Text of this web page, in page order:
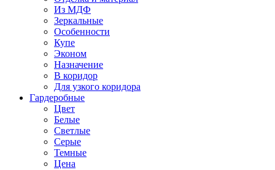
Из МДФ
Зеркальные
Особенности
Купе
Эконом
Назначение
В коридор
Для узкого коридора
Гардеробные
Цвет
Белые
Светлые
Серые
Темные
Цена